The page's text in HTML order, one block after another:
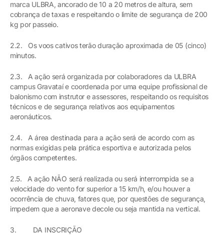
marca ULBRA, ancorado de 10 a 20 metros de altura, sem
cobrança de taxas e respeitando o limite de segurança de 200
kg por passeio.
2.2. Os voos cativos terão duração aproximada de 05 (cinco)
minutos.
2.3. A ação será organizada por colaboradores da ULBRA
campus Gravataí e coordenada por uma equipe profissional de
balonismo com instrutor e assessores, respeitando os requisitos
técnicos e de segurança relativos aos equipamentos
aeronáuticos.
2.4. A área destinada para a ação será de acordo com as
normas exigidas pela prática esportiva e autorizada pelos
órgãos competentes.
2.5. A ação NÃO será realizada ou será interrompida se a
velocidade do vento for superior a 15 km/h, e/ou houver a
ocorrência de chuva, fatores que, por questões de segurança,
impedem que a aeronave decole ou seja mantida na vertical.
3. DA INSCRIÇÃO